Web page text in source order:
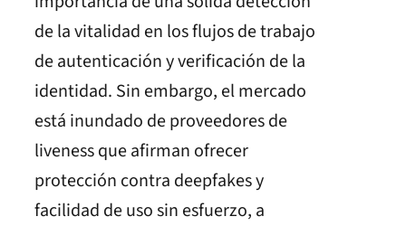
de la vitalidad en los flujos de trabajo
de autenticación y verificación de la
identidad. Sin embargo, el mercado
está inundado de proveedores de
liveness que afirman ofrecer
protección contra deepfakes y
facilidad de uso sin esfuerzo, a